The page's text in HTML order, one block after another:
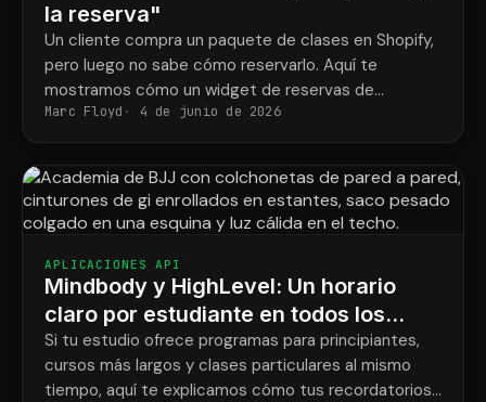
la reserva"
Un cliente compra un paquete de clases en Shopify,
pero luego no sabe cómo reservarlo. Aquí te
mostramos cómo un widget de reservas de
Mindbody y ShopConnect solucionan ese problema
definitivamente.
Marc Floyd 4 de junio de 2026
APLICACIONES API
Mindbody y HighLevel: Un horario
claro por estudiante en todos los
programas.
Si tu estudio ofrece programas para principiantes,
cursos más largos y clases particulares al mismo
tiempo, aquí te explicamos cómo tus recordatorios